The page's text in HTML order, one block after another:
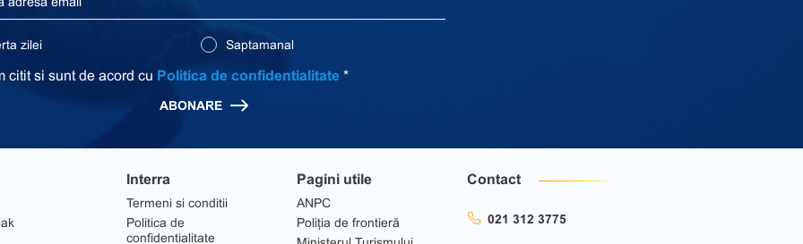
zilei Saptamanal
citit si sunt de acord cu Politica de confidentialitate *
ABONARE
Interra
Termeni si conditii
Politica de
confidentialitate
Pagini utile
ANPC
Poliția de frontieră
Contact
021 312 3775